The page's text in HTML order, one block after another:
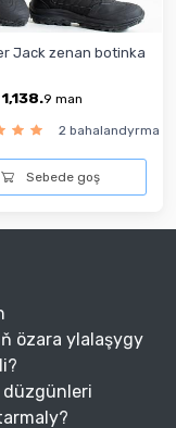
Jack zenan botinka
1,138.9 man
2 bahalandyrma
Sebede goş
özara ylalaşygy